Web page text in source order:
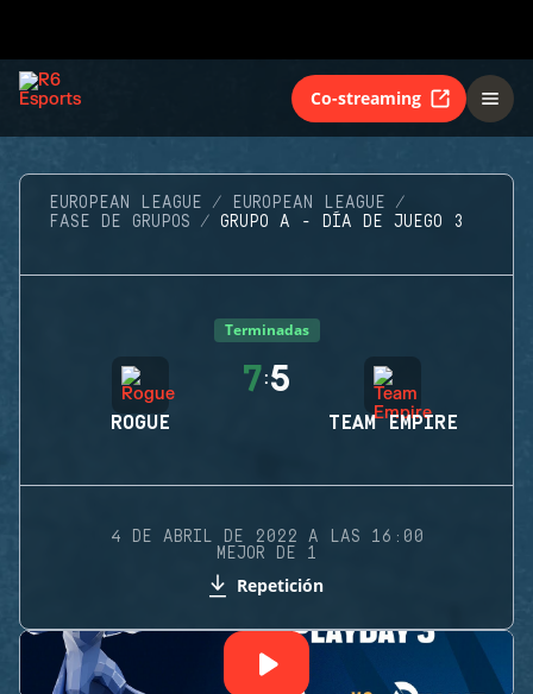
Co-streaming
EUROPEAN LEAGUE
EUROPEAN LEAGUE
FASE DE GRUPOS
GRUPO A - DÍA DE JUEGO 3
Terminadas
ROGUE
7:5
TEAM EMPIRE
4 DE ABRIL DE 2022 A LAS 16:00
MEJOR DE 1
Repetición